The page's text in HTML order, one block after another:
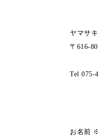
ヤマサ
〒616-
Tel075-
お名前